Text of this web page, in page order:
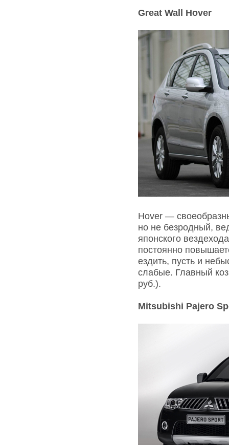
Great Wall Hover
Hover —
но не безродный,
японского
постоянно
ездить, пусть и
слабые. Главный
руб.).
Mitsubishi Pajero